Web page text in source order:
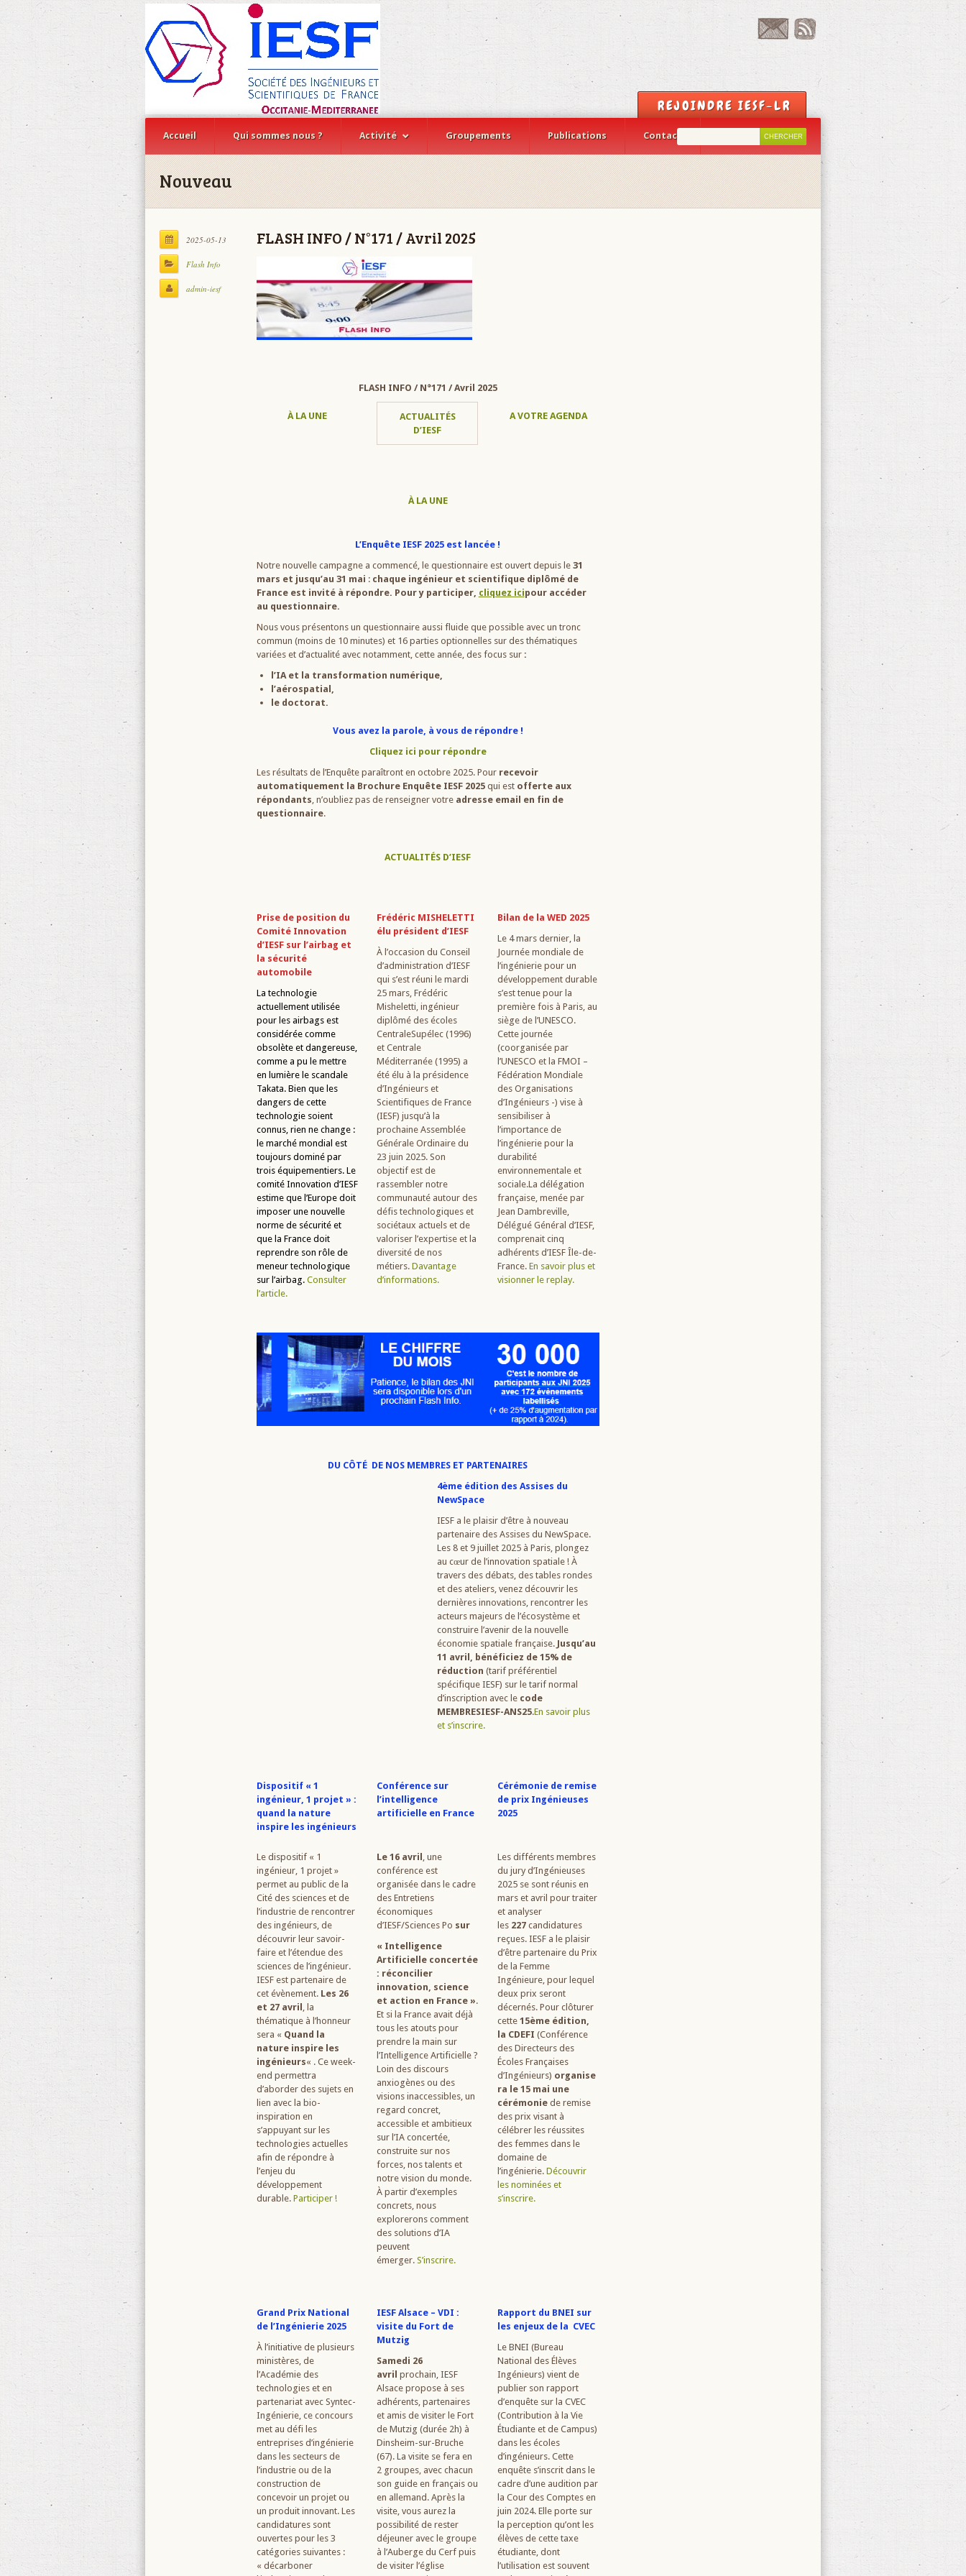
REJOINDRE IESF-LR
Accueil Qui sommes nous ? Activité Groupements Publications Contact
Nouveau
2025-05-13
Flash Info
admin-iesf
FLASH INFO / N°171 / Avril 2025
FLASH INFO / N°171 / Avril 2025
À LA UNE
ACTUALITÉS
D’IESF
A VOTRE AGENDA
À LA UNE
L’Enquête IESF 2025 est lancée !
Notre nouvelle campagne a commencé, le questionnaire est ouvert depuis le 31
mars et jusqu’au 31 mai : chaque ingénieur et scientifique diplômé de
France est invité à répondre. Pour y participer, cliquez icipour accéder
au questionnaire.
Nous vous présentons un questionnaire aussi fluide que possible avec un tronc
commun (moins de 10 minutes) et 16 parties optionnelles sur des thématiques
variées et d’actualité avec notamment, cette année, des focus sur:
l’IA et la transformation numérique,
l’aérospatial,
le doctorat.
Vous avez la parole, à vous de répondre !
Cliquez ici pour répondre
Les résultats de l’Enquête paraîtront en octobre 2025. Pour recevoir
automatiquement la Brochure Enquête IESF 2025qui est offerte aux
répondants , n’oubliez pas de renseigner votre adresse email en fin de
questionnaire.
ACTUALITÉS D’IESF
Prise de position du
Comité Innovation
d’IESF sur l’airbag et
la sécurité
automobile
La technologie
actuellement utilisée
pour les airbags est
considérée comme
obsolète et dangereuse,
comme a pu le mettre
en lumière le scandale
Takata. Bien que les
dangers de cette
technologie soient
connus, rien ne change :
le marché mondial est
toujours dominé par
trois équipementiers. Le
comité Innovation d’IESF
estime que l’Europe doit
imposer une nouvelle
norme de sécurité et
que la France doit
reprendre son rôle de
meneur technologique
sur l’airbag. Consulter
l’article.
Frédéric MISHELETTI
élu président d’IESF
À l’occasion du Conseil
d’administration d’IESF
qui s’est réuni le mardi
25 mars, Frédéric
Misheletti, ingénieur
diplômé des écoles
CentraleSupélec (1996)
et Centrale
Méditerranée (1995) a
été élu à la présidence
d’Ingénieurs et
Scientifiques de France
(IESF) jusqu’à la
prochaine Assemblée
Générale Ordinaire du
23 juin 2025. Son
objectif est de
rassembler notre
communauté autour des
défis technologiques et
sociétaux actuels et de
valoriser l’expertise et la
diversité de nos
métiers.Davantage
d’informations.
Bilan de la WED 2025
Le 4 mars dernier, la
Journée mondiale de
l’ingénierie pour un
développement durable
s’est tenue pour la
première fois à Paris, au
siège de l’UNESCO.
Cette journée
(coorganisée par
l’UNESCO et la FMOI –
Fédération Mondiale
des Organisations
d’Ingénieurs -) vise à
sensibiliser à
l’importance de
l’ingénierie pour la
durabilité
environnementale et
sociale.La délégation
française, menée par
Jean Dambreville,
Délégué Général d’IESF,
comprenait cinq
adhérents d’IESF Île-de-
France.En savoir plus et
visionner le replay.
DU CÔTÉ DE NOS MEMBRES ET PARTENAIRES
4ème édition des Assises du
NewSpace
IESF a le plaisir d’être à nouveau
partenaire des Assises du NewSpace.
Les 8 et 9 juillet 2025 à Paris, plongez
au cœur de l’innovation spatiale ! À
travers des débats, des tables rondes
et des ateliers, venez découvrir les
dernières innovations, rencontrer les
acteurs majeurs de l’écosystème et
construire l’avenir de la nouvelle
économie spatiale française. Jusqu’au
11 avril, bénéficiez de 15% de
réduction(tarif préférentiel
spécifique IESF) sur le tarif normal
d’inscription avec le code
MEMBRESIESF-ANS25.En savoir plus
et s’inscrire.
Dispositif « 1
ingénieur, 1 projet » :
quand la nature
inspire les ingénieurs
Conférence sur
l’intelligence
artificielle en France
Cérémonie de remise
de prix Ingénieuses
2025
Le dispositif « 1
ingénieur, 1 projet »
permet au public de la
Cité des sciences et de
l’industrie de rencontrer
des ingénieurs, de
découvrir leur savoir-
faire et l’étendue des
sciences de l’ingénieur.
IESF est partenaire de
cet évènement. Les 26
et 27 avril , la
thématique à l’honneur
sera « Quand la
nature inspire les
ingénieurs« . Ce week-
end permettra
d’aborder des sujets en
lien avec la bio-
inspiration en
s’appuyant sur les
technologies actuelles
afin de répondre à
l’enjeu du
développement
durable. Participer !
Le 16 avril , une
conférence est
organisée dans le cadre
des Entretiens
économiques
d’IESF/Sciences Po sur
« Intelligence
Artificielle concertée
: réconcilier
innovation, science
et action en France ».
Et si la France avait déjà
tous les atouts pour
prendre la main sur
l’Intelligence Artificielle ?
Loin des discours
anxiogènes ou des
visions inaccessibles, un
regard concret,
accessible et ambitieux
sur l’IA concertée,
construite sur nos
forces, nos talents et
notre vision du monde.
À partir d’exemples
concrets, nous
explorerons comment
des solutions d’IA
peuvent
émerger.S’inscrire.
Les différents membres
du jury d’Ingénieuses
2025 se sont réunis en
mars et avril pour traiter
et analyser
les 227 candidatures
reçues. IESF a le plaisir
d’être partenaire du Prix
de la Femme
Ingénieure, pour lequel
deux prix seront
décernés. Pour clôturer
cette15ème édition,
la CDEFI(Conférence
des Directeurs des
Écoles Françaises
d’Ingénieurs) organise
ra le 15 mai une
cérémonie de remise
des prix visant à
célébrer les réussites
des femmes dans le
domaine de
l’ingénierie.Découvrir
les nominées et
s’inscrire.
Grand Prix National
de l’Ingénierie 2025
À l’initiative de plusieurs
ministères, de
l’Académie des
technologies et en
partenariat avec Syntec-
Ingénierie, ce concours
met au défi les
entreprises d’ingénierie
dans les secteurs de
l’industrie ou de la
construction de
concevoir un projet ou
un produit innovant. Les
candidatures sont
ouvertes pour les 3
catégories suivantes :
« décarboner
IESF Alsace – VDI :
visite du Fort de
Mutzig
Samedi 26
avril prochain, IESF
Alsace propose à ses
adhérents, partenaires
et amis de visiter le Fort
de Mutzig (durée 2h) à
Dinsheim-sur-Bruche
(67). La visite se fera en
2 groupes, avec chacun
son guide en français ou
en allemand. Après la
visite, vous aurez la
possibilité de rester
déjeuner avec le groupe
à l’Auberge du Cerf puis
de visiter l’église
Rapport du BNEI sur
les enjeux de la CVEC
Le BNEI (Bureau
National des Élèves
Ingénieurs) vient de
publier son rapport
d’enquête sur la CVEC
(Contribution à la Vie
Étudiante et de Campus)
dans les écoles
d’ingénieurs. Cette
enquête s’inscrit dans le
cadre d’une audition par
la Cour des Comptes en
juin 2024. Elle porte sur
la perception qu’ont les
élèves de cette taxe
étudiante, dont
l’utilisation est souvent